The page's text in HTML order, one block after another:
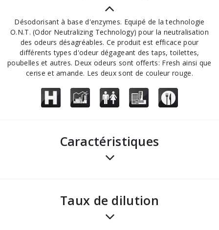
Désodorisant à base d'enzymes. Equipé de la technologie
O.N.T. (Odor Neutralizing Technology) pour la neutralisation
des odeurs désagréables. Ce produit est efficace pour
différents types d'odeur dégageant des taps, toilettes,
poubelles et autres. Deux odeurs sont offerts: Fresh ainsi que
cerise et amande. Les deux sont de couleur rouge.
Caractéristiques
Taux de dilution